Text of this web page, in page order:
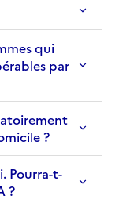
qui
par
?
Pourra-t-
?